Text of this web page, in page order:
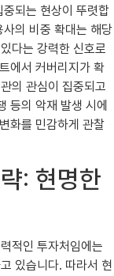
되는 현상이 뚜렷합
의 비중 확대는 해당
다는 강력한 신호로
에서 커버리지가 확
의 관심이 집중되고
등의 악재 발생 시에
화를 민감하게 관찰
: 현명한
적인 투자처임에는
있습니다. 따라서 현